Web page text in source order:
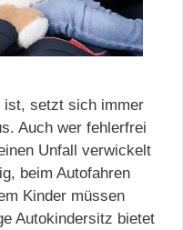
ist, setzt sich immer
Auch wer fehlerfrei
Unfall verwickelt
beim Autofahren
Kinder müssen
Autokindersitz bietet